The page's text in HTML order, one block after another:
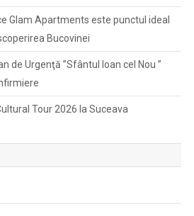
Glam Apartments este punctul ideal
Bucovinei
de Urgenţă ”Sfântul Ioan cel Nou ”
Tour 2026 la Suceava